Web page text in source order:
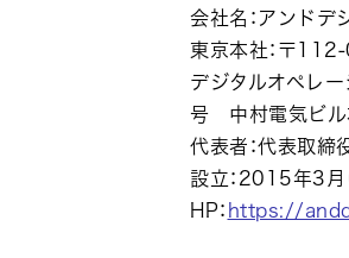
会社名：アンドデ
東京本社：〒
デジタルオペレ
号 中村電気ビ
代表者：代表取
設立：2015年3
HP：https://